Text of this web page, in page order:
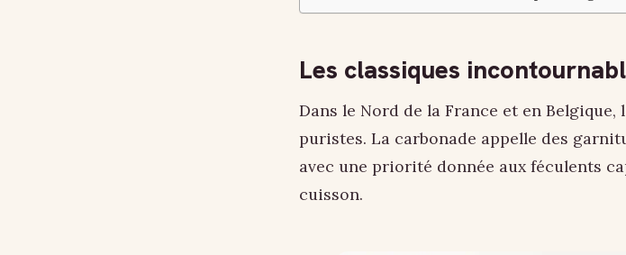
Les classiques
Dans le Nord de la France et en
puristes. La carbonade appelle des
avec une priorité donnée aux féculents
cuisson.